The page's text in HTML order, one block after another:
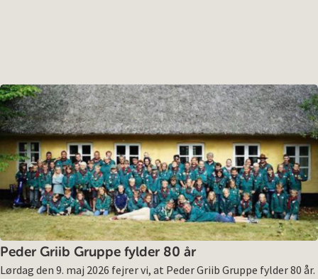
Peder Griib Gruppe fylder 80 år
Lørdag den 9. maj 2026 fejrer vi, at Peder Griib Gruppe fylder 80 år.